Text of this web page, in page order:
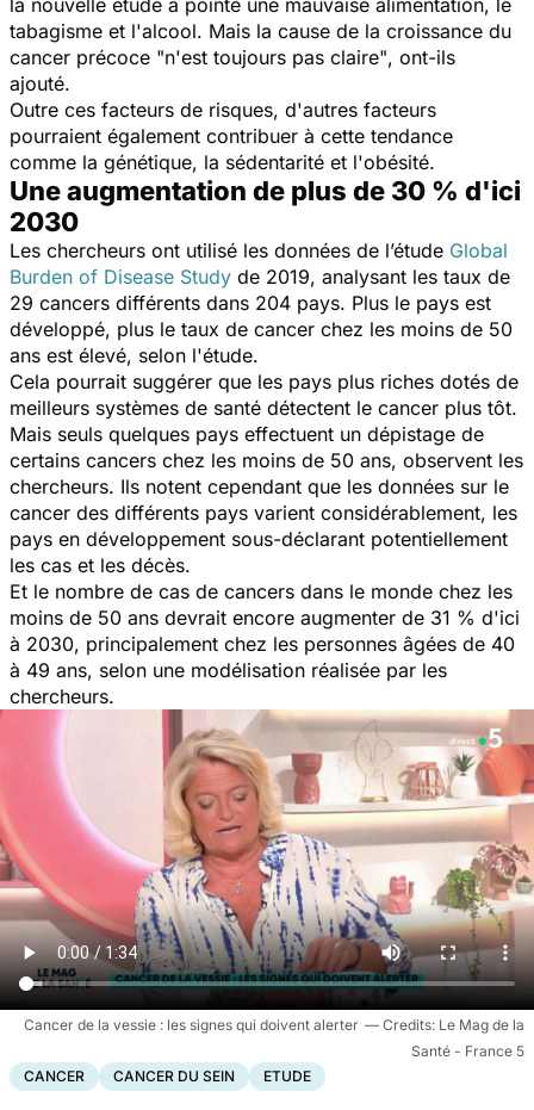
la nouvelle étude a pointé une mauvaise alimentation, le
tabagisme et l'alcool. Mais la cause de la croissance du
cancer précoce "n'est toujours pas claire", ont-ils
ajouté.
Outre ces facteurs de risques, d'autres facteurs
pourraient également contribuer à cette tendance
comme la génétique, la sédentarité et l'obésité.
Une augmentation de plus de 30 % d'ici
2030
Les chercheurs ont utilisé les données de l’étude Global
Burden of Disease Study de 2019, analysant les taux de
29 cancers différents dans 204 pays. Plus le pays est
développé, plus le taux de cancer chez les moins de 50
ans est élevé, selon l'étude.
Cela pourrait suggérer que les pays plus riches dotés de
meilleurs systèmes de santé détectent le cancer plus tôt.
Mais seuls quelques pays effectuent un dépistage de
certains cancers chez les moins de 50 ans, observent les
chercheurs. Ils notent cependant que les données sur le
cancer des différents pays varient considérablement, les
pays en développement sous-déclarant potentiellement
les cas et les décès.
Et le nombre de cas de cancers dans le monde chez les
moins de 50 ans devrait encore augmenter de 31 % d'ici
à 2030, principalement chez les personnes âgées de 40
à 49 ans, selon une modélisation réalisée par les
chercheurs.
Cancer de la vessie : les signes qui doivent alerter
Le Mag de la
Santé - France 5
CANCER
CANCER DU SEIN ETUDE